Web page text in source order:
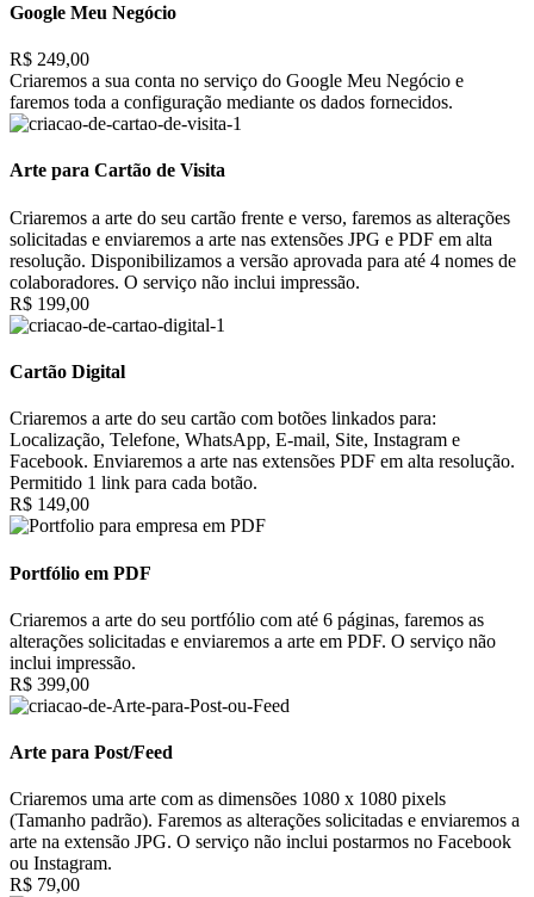
Google Meu Negócio
R$ 249,00
Criaremos a sua conta no serviço do Google Meu Negócio e
faremos toda a configuração mediante os dados fornecidos.
Arte para Cartão de Visita
Criaremos a arte do seu cartão frente e verso, faremos as alterações
solicitadas e enviaremos a arte nas extensões JPG e PDF em alta
resolução. Disponibilizamos a versão aprovada para até 4 nomes de
colaboradores. O serviço não inclui impressão.
R$ 199,00
Cartão Digital
Criaremos a arte do seu cartão com botões linkados para:
Localização, Telefone, WhatsApp, E-mail, Site, Instagram e
Facebook. Enviaremos a arte nas extensões PDF em alta resolução.
Permitido 1 link para cada botão.
R$ 149,00
Portfólio em PDF
Criaremos a arte do seu portfólio com até 6 páginas, faremos as
alterações solicitadas e enviaremos a arte em PDF. O serviço não
inclui impressão.
R$ 399,00
Arte para Post/Feed
Criaremos uma arte com as dimensões 1080 x 1080 pixels
(Tamanho padrão). Faremos as alterações solicitadas e enviaremos a
arte na extensão JPG. O serviço não inclui postarmos no Facebook
ou Instagram.
R$ 79,00